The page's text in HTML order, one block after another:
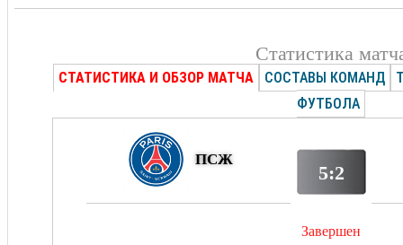
Статистика
СТАТИСТИКА И ОБЗОР МАТЧА СОСТАВЫ КОМАНД
ФУТБОЛА
ПСЖ
5:2
Завершен